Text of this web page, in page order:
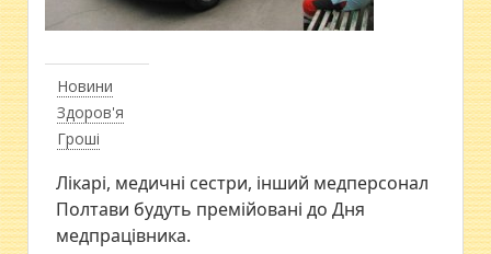
Новини
Здоров'я
Гроші
Лікарі, медичні сестри, інший медперсонал
Полтави будуть премійовані до Дня
медпрацівника.